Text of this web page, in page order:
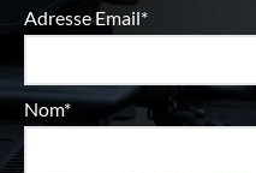
Adresse Email*
Nom*